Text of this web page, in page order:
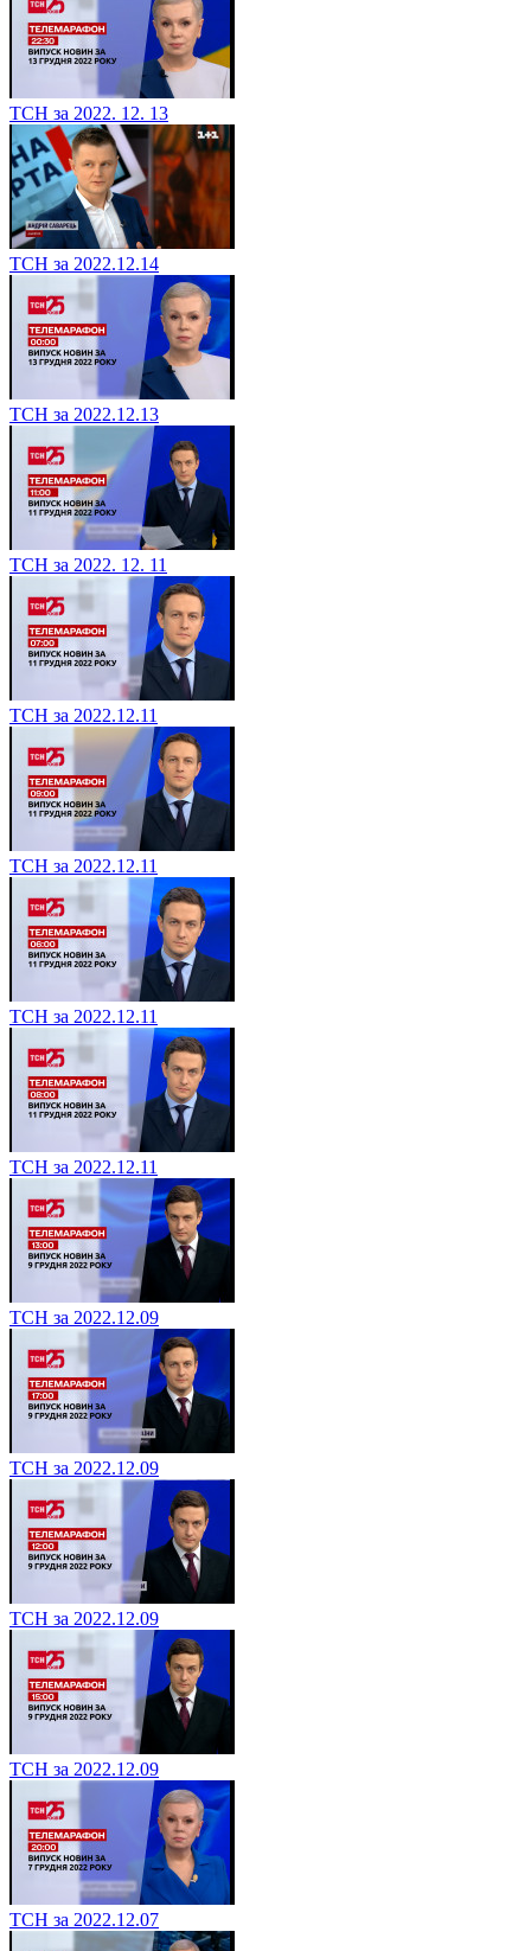
ТСН за 2022. 12. 13
ТСН за 2022.12.14
ТСН за 2022.12.13
ТСН за 2022. 12. 11
ТСН за 2022.12.11
ТСН за 2022.12.11
ТСН за 2022.12.11
ТСН за 2022.12.11
ТСН за 2022.12.09
ТСН за 2022.12.09
ТСН за 2022.12.09
ТСН за 2022.12.09
ТСН за 2022.12.07